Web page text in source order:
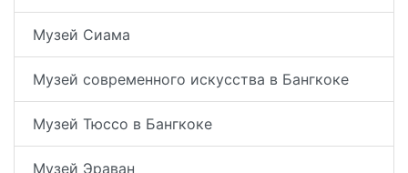
Музей Сиама
Музей современного искусства в Бангкоке
Музей Тюссо в Бангкоке
Музей Эраван